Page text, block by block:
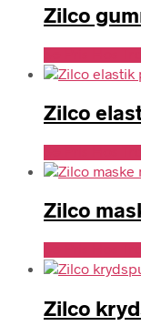
Zilco
Zilco
Zilco
Zilco